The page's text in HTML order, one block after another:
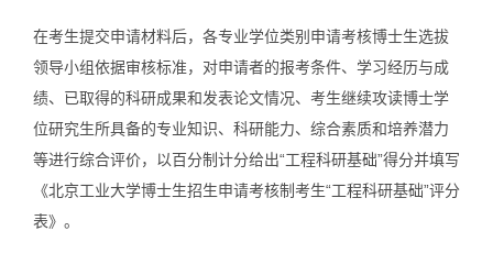
在考生提交申请材料后，各专业学位类别申请考核博士生选拔
领导小组依据审核标准，对申请者的报考条件、学习经历与成
绩、已取得的科研成果和发表论文情况、考生继续攻读博士学
位研究生所具备的专业知识、科研能力、综合素质和培养潜力
等进行综合评价，以百分制计分给出“工程科研基础”得分并填写
《北京工业大学博士生招生申请考核制考生“工程科研基础”评分
表》。